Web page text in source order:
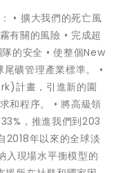
• 擴大我們的死亡風
有關的風險 • 完成超
的安全 • 使整個New
礦管理產業標準。 •
計畫，引進新的園
和程序。 • 將高級領
，推進我們到203
2018年以來的全球淡
入現場水平衡模型的